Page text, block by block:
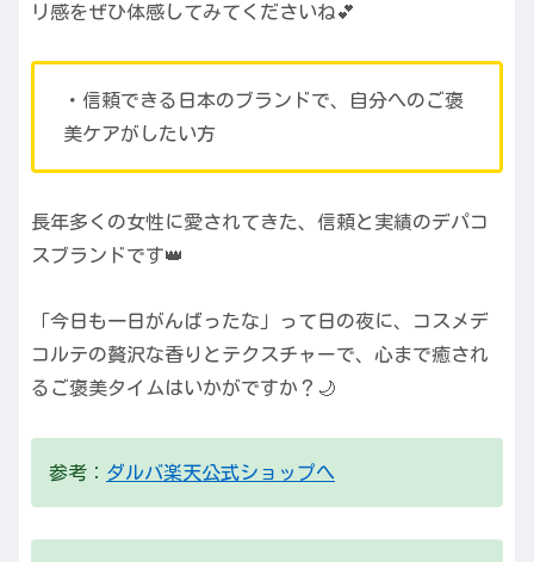
リ感をぜひ体感してみてくださいね💕
・信頼できる日本のブランドで、自分へのご褒
美ケアがしたい方
長年多くの女性に愛されてきた、信頼と実績のデパコ
スブランドです👑
「今日も一日がんばったな」って日の夜に、コスメデ
コルテの贅沢な香りとテクスチャーで、心まで癒され
るご褒美タイムはいかがですか？🌙
参考： ダルバ楽天公式ショップへ